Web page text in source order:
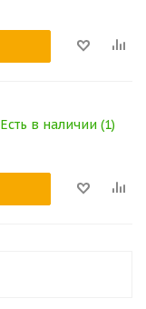
Есть в наличии (1)